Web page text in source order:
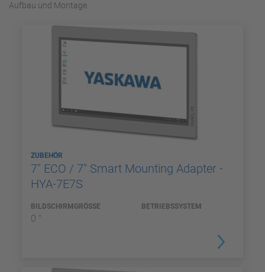
Aufbau und Montage.
ZUBEHÖR
7" ECO / 7" Smart Mounting Adapter -
HYA-7E7S
BILDSCHIRMGRÖSSE
0 "
BETRIEBSSYSTEM